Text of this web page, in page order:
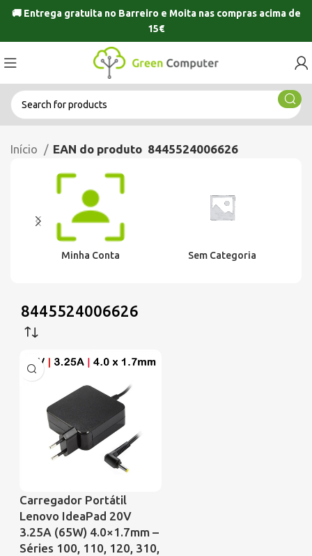
🚚 Entrega gratuita no Barreiro e Moitanas compras acima de
15€
Início EAN do produto 8445524006626
Minha Conta Sem Categoria
8445524006626
Carregador Portátil
Lenovo IdeaPad 20V
3.25A (65W) 4.0×1.7mm –
Séries 100, 110, 120, 310,